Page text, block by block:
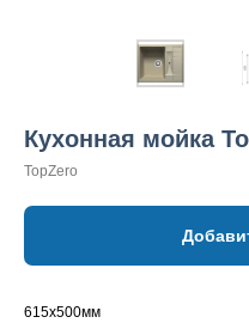
Кухонная мойка
TopZero
615х500мм